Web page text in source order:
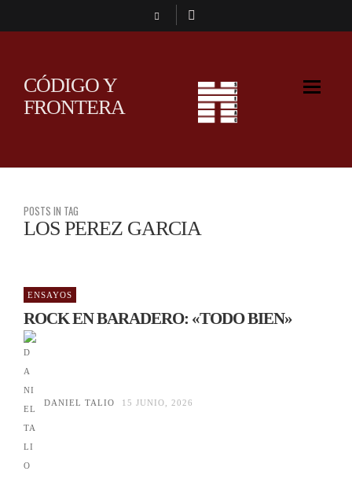
CÓDIGO Y
FRONTERA
POSTS IN TAG
LOS PEREZ GARCIA
ENSAYOS
ROCK EN BARADERO: «TODO BIEN»
DANIEL TALIO 15 JUNIO, 2026